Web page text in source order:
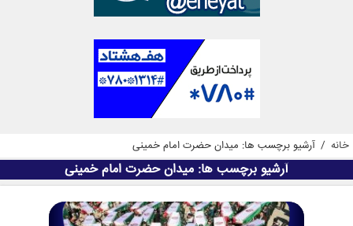
خانه / آرشیو برچسب ها: میدان حضرت امام خمینی
آرشیو برچسب ها: میدان حضرت امام خمینی